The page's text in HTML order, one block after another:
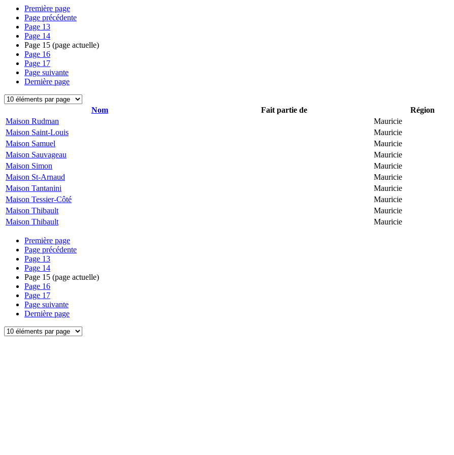
Première page
Page précédente
Page 13
Page 14
Page 15 (page actuelle)
Page 16
Page 17
Page suivante
Dernière page
Nom Fait partie de Région
Maison Rudman
Mauricie
Maison Saint-Louis
Mauricie
Maison Samuel
Mauricie
Maison Sauvageau
Mauricie
Maison Simon
Mauricie
Maison St-Arnaud
Mauricie
Maison Tantanini
Mauricie
Maison Tessier-Côté
Mauricie
Maison Thibault
Mauricie
Maison Thibault
Mauricie
Première page
Page précédente
Page 13
Page 14
Page 15 (page actuelle)
Page 16
Page 17
Page suivante
Dernière page